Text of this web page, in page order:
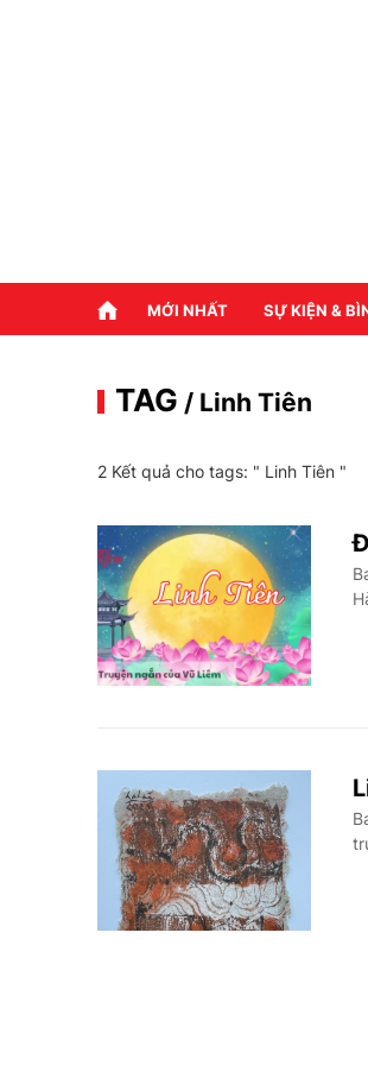
MỚI NHẤT SỰ KIỆN &
TAG / Linh Tiên
2 Kết quả cho tags: " Linh Tiên "